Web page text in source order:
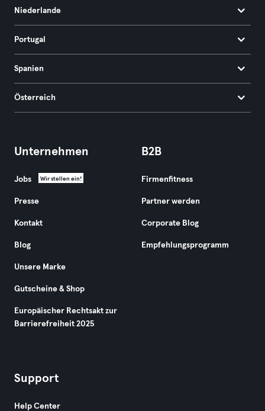
Niederlande
Portugal
Spanien
Österreich
Unternehmen
Jobs Wir stellen ein!
Presse
Kontakt
Blog
Unsere Marke
Gutscheine & Shop
Europäischer Rechtsakt zur
Barrierefreiheit 2025
B2B
Firmenfitness
Partner werden
Corporate Blog
Empfehlungsprogramm
Support
Help Center